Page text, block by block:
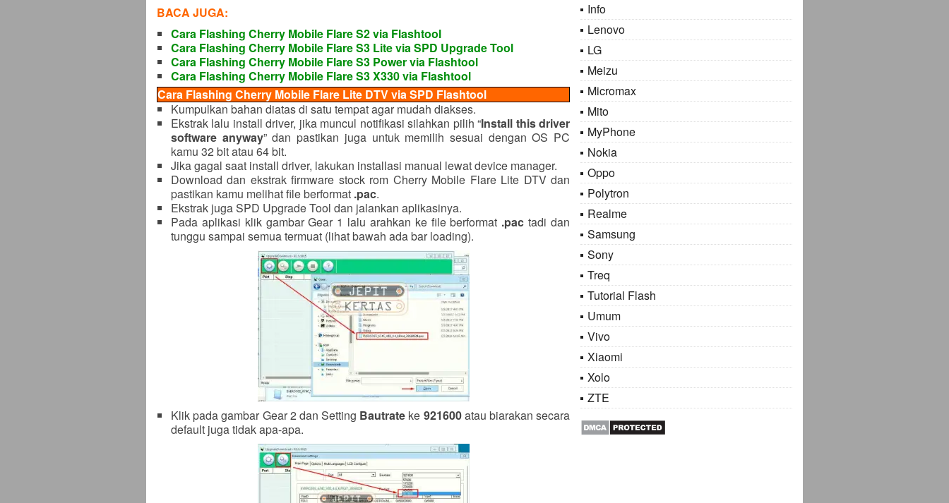
BACA JUGA:
Cara Flashing Cherry Mobile Flare S2 via Flashtool
Cara Flashing Cherry Mobile Flare S3 Lite via SPD Upgrade Tool
Cara Flashing Cherry Mobile Flare S3 Power via Flashtool
Cara Flashing Cherry Mobile Flare S3 X330 via Flashtool
Cara Flashing Cherry Mobile Flare Lite DTV via SPD Flashtool
Kumpulkan bahan diatas di satu tempat agar mudah diakses.
Ekstrak lalu install driver, jika muncul notifikasi silahkan pilih “Install this driver
software anyway” dan pastikan juga untuk memilih sesuai dengan OS PC
kamu 32 bit atau 64 bit.
Jika gagal saat install driver, lakukan installasi manual lewat device manager.
Download dan ekstrak firmware stock rom Cherry Mobile Flare Lite DTV dan
pastikan kamu melihat file berformat .pac.
Ekstrak juga SPD Upgrade Tool dan jalankan aplikasinya.
Pada aplikasi klik gambar Gear 1 lalu arahkan ke file berformat .pac tadi dan
tunggu sampai semua termuat (lihat bawah ada bar loading).
Klik pada gambar Gear 2 dan Setting Bautrate ke 921600atau biarakan secara
default juga tidak apa-apa.
Info
Lenovo
LG
Meizu
Micromax
Mito
MyPhone
Nokia
Oppo
Polytron
Realme
Samsung
Sony
Treq
Tutorial Flash
Umum
Vivo
Xiaomi
Xolo
ZTE